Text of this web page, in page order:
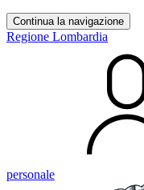
Continua la navigazione
Regione Lombardia
personale